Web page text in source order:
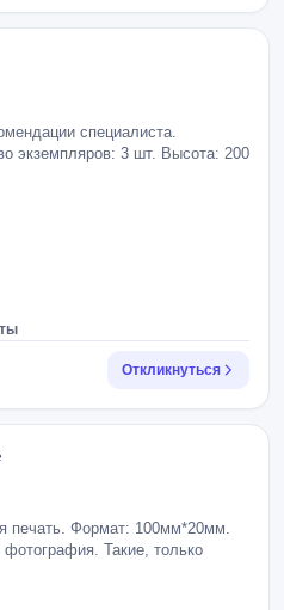
специалиста.
экземпляров: 3 шт. Высота: 200
Откликнуться
печать. Формат: 100мм*20мм.
Такие, только